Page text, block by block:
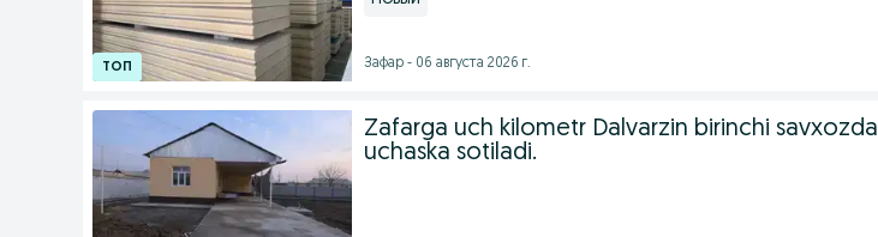
Зафар - 06 августа 2026 г.
Zafarga uch kilometr Dalvarzin birinchi savxozda
uchaska sotiladi.